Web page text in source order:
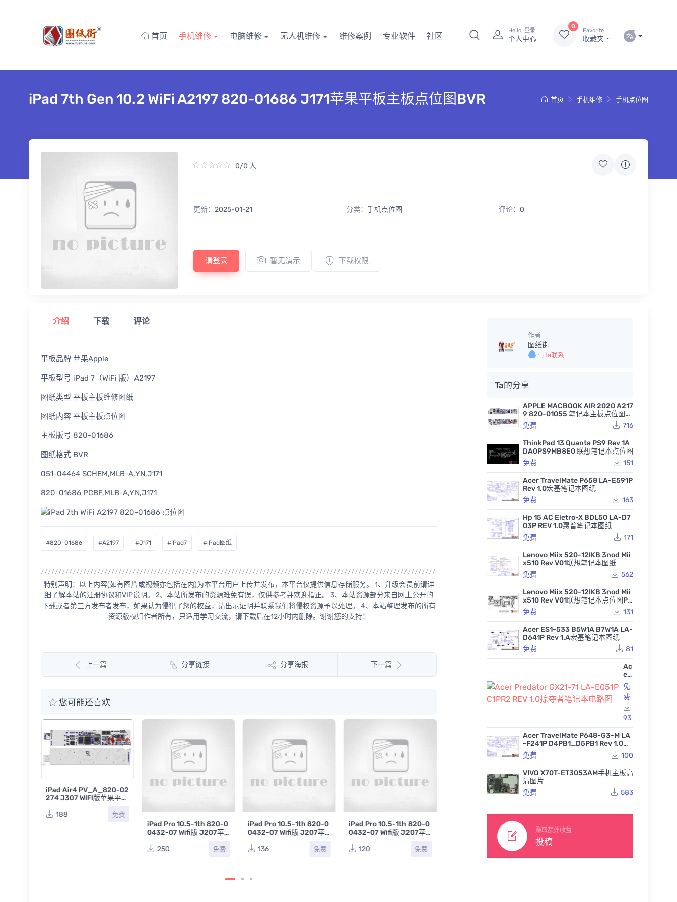
首页 手机维修 电脑维修 无人机维修 维修案例 专业软件 社区
Hello, 登录
个人中心
0
Favorite
收藏夹
首页 手机维修 手机点位图
iPad 7th Gen 10.2 WiFi A2197 820-01686 J171苹果平板主板点位图BVR
0/0 人
更新： 2025-01-21 分类： 手机点位图 评论： 0
请登录 暂无演示 下载权限
介绍 下载 评论
平板品牌 苹果Apple
平板型号 iPad 7（WiFi 版）A2197
图纸类型 平板主板维修图纸
图纸内容 平板主板点位图
主板版号 820-01686
图纸格式 BVR
051-04464 SCHEM,MLB-A,YN,J171
820-01686 PCBF,MLB-A,YN,J171
#820-01686 #A2197 #J171 #iPad7 #iPad图纸
特别声明：以上内容(如有图片或视频亦包括在内)为本平台用户上传并发布，本平台仅提供信息存储服务。 1、升级会员前请详
细了解本站的注册协议和VIP说明。 2、本站所发布的资源难免有误，仅供参考并欢迎指正。 3、本站资源部分来自网上公开的
下载或者第三方发布者发布，如果认为侵犯了您的权益，请出示证明并联系我们将侵权资源予以处理。 4、本站整理发布的所有
资源版权归作者所有，只适用学习交流，请下载后在12小时内删除。谢谢您的支持！
上一篇 分享链接 分享海报 下一篇
您可能还喜欢
iPad Air4 PV_A_820-02
274 J307 WIFI版苹果平板
188
免费
iPad Pro 10.5-1th 820-0
0432-07 Wifi版 J207苹
R
250 免费
iPad Pro 10.5-1th 820-0
0432-07 Wifi版 J207苹
136
免费
iPad Pro 10.5-1th 820-0
0432-07 Wifi版 J207苹
120
免费
iPad Pro A1934 A1979 A
苹果平板电脑主板点位图B
免费
53 J317 PREEVT: MLB-A
WiFi版苹果平板电脑主板
点位图BVR
124 免费
作者
图纸街
与Ta联系
Ta的分享
APPLE MACBOOK AIR 2020 A217
9 820-01055 笔记本主板点位图B
VR
免费 716
ThinkPad 13 Quanta PS9 Rev 1A
DA0PS9MB8E0 联想笔记本点位图
免费
151
Acer TravelMate P658 LA-E591P
Rev 1.0宏基笔记本图纸
免费
163
Hp 15 AC Eletro-X BDL50 LA-D7
03P REV 1.0惠普笔记本图纸
免费
171
Lenovo Miix 520-12IKB 3nod Mii
x510 Rev V01联想笔记本图纸
免费
562
Lenovo Miix 520-12IKB 3nod Mii
x510 Rev V01联想笔记本点位图PD
F
免费 131
Acer ES1-533 B5W1A B7W1A LA-
D641P Rev 1.A宏基笔记本图纸
免费
81
Ac
er
Pr
ed
at
or
GX
21
-7
1 L
A-
E0
51
P
2
RE
记
免
费
93
Acer TravelMate P648-G3-M LA
-F241P D4PB1_D5PB1 Rev 1.0宏
基笔记本图纸
免费 100
VIVO X70T-ET3053AM手机主板高
清图片
免费
583
赚取额外收益
投稿